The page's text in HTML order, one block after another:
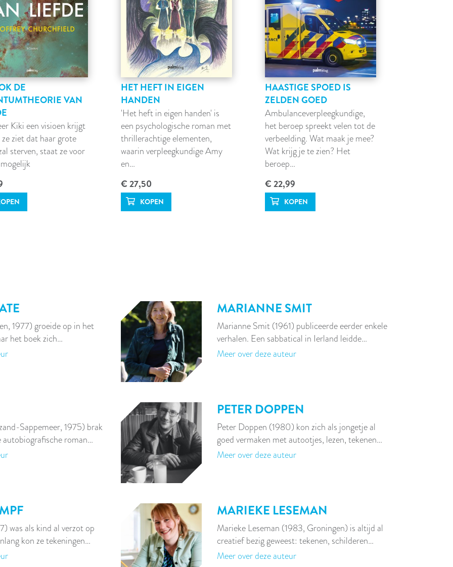
DE
VAN
Kiki een visioen krijgt
ziet dat haar grote
sterven, staat ze voor
HET HEFT IN EIGEN
HANDEN
'Het heft in eigen handen' is
een psychologische roman met
thrillerachtige elementen,
waarin verpleegkundige Amy
en…
€ 27,50
HAASTIGE SPOED IS
ZELDEN GOED
Ambulanceverpleegkundige,
het beroep spreekt velen tot de
verbeelding. Wat maak je mee?
Wat krijg je te zien? Het
beroep…
€ 22,99
1977) groeide op in het
het boek zich…
MARIANNE SMIT
Marianne Smit (1961) publiceerde eerder enkele
verhalen. Een sabbatical in Ierland leidde…
Meer over deze auteur
Sappemeer, 1975) brak
roman…
PETER DOPPEN
Peter Doppen (1980) kon zich als jongetje al
goed vermaken met autootjes, lezen, tekenen…
Meer over deze auteur
was als kind al verzot op
kon ze tekeningen…
MARIEKE LESEMAN
Marieke Leseman (1983, Groningen) is altijd al
creatief bezig geweest: tekenen, schilderen…
Meer over deze auteur